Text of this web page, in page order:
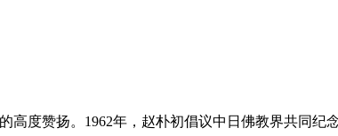
高度赞扬。1962年，赵朴初倡议中日佛教界共同纪